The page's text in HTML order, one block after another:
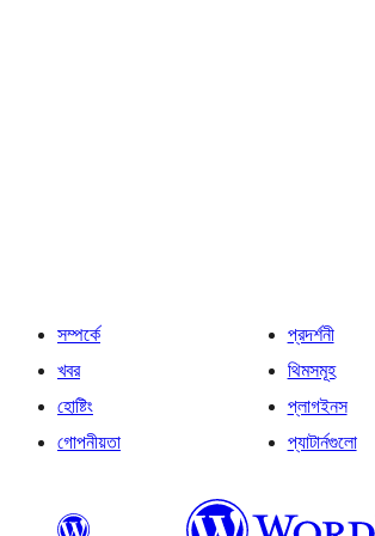
সম্পর্কে
খবর
হোষ্টিং
গোপনীয়তা
প্রদর্শনী
থিমসমূহ
প্লাগইনস
প্যাটার্নগুলো